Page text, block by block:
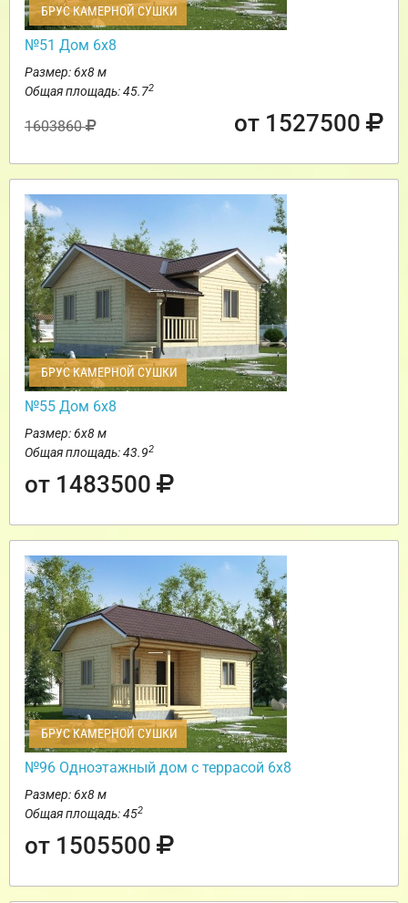
БРУС КАМЕРНОЙ СУШКИ
№51 Дом 6х8
Размер: 6х8 м
Общая площадь: 45.72
1603860 от 1527500
БРУС КАМЕРНОЙ СУШКИ
№55 Дом 6х8
Размер: 6х8 м
Общая площадь: 43.92
от 1483500
БРУС КАМЕРНОЙ СУШКИ
№96 Одноэтажный дом с террасой 6х8
Размер: 6х8 м
Общая площадь: 452
от 1505500